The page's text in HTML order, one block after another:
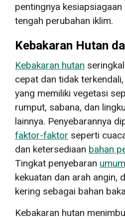
pentingnya
tengah perubahan iklim.
Kebakaran Hutan
Kebakaran hutan
cepat dan tidak
yang memiliki vegetasi
rumput, sabana, dan
lainnya. Penyebarannya
faktor-faktor seperti
dan ketersediaan bahan
Tingkat penyebaran
kekuatan dan arah angin,
kering sebagai bahan
Kebakaran hutan